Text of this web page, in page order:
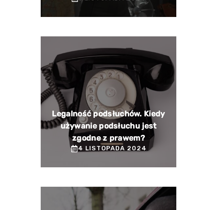
Legalność podsłuchów. Kiedy
używanie podsłuchu jest
zgodne z prawem?
4 LISTOPADA 2024